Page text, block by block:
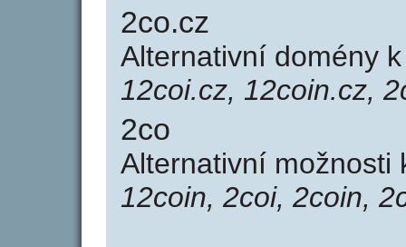
2co.cz
Alternativní domény
12coi.cz, 12coin.cz,
2co
Alternativní možnosti
12coin, 2coi, 2coin,